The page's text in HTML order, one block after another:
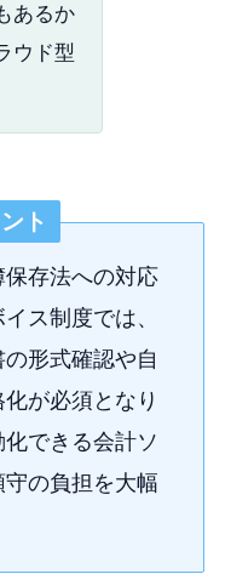
あるか
ウド型
ト
存法への対応
ス制度では、
形式確認や自
が必須となり
できる会計ソ
の負担を大幅